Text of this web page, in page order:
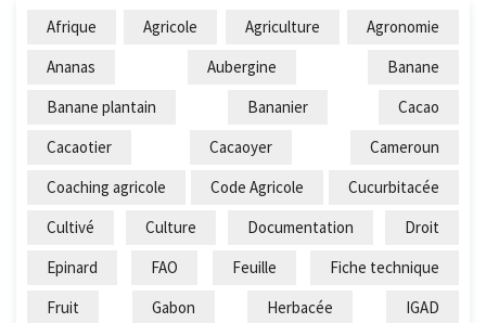
Afrique Agricole Agriculture
Agronomie
Ananas
Aubergine
Banane
Banane plantain
Bananier
Cacao
Cacaotier
Cacaoyer
Cameroun
Coaching agricole
Code Agricole
Cucurbitacée
Cultivé
Culture Documentation
Droit
Epinard
FAO Feuille
Fiche technique
Fruit
Gabon Herbacée
IGAD